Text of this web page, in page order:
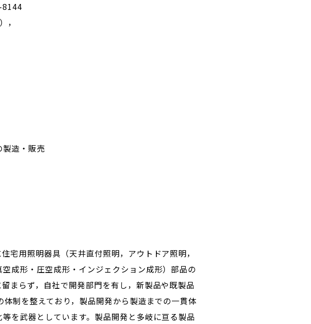
，
造・販売
宅用照明器具（天井直付照明，アウトドア照明，
成形・圧空成形・インジェクション成形）部品の
まらず，自社で開発部門を有し，新製品や既製品
制を整えており，製品開発から製造までの一貫体
を武器としています。製品開発と多岐に亘る製品